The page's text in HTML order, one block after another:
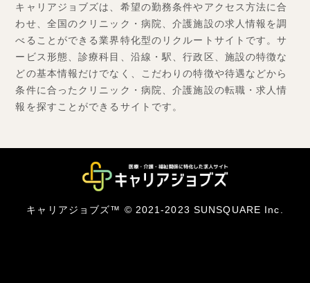
キャリアジョブズは、希望の勤務条件やアクセス方法に合
わせ、全国のクリニック・病院、介護施設の求人情報を調
べることができる業界特化型のリクルートサイトです。サ
ービス形態、診療科目、沿線・駅、行政区、施設の特徴な
どの基本情報だけでなく、こだわりの特徴や待遇などから
条件に合ったクリニック・病院、介護施設の転職・求人情
報を探すことができるサイトです。
キャリアジョブズ™ © 2021-2023 SUNSQUARE Inc.